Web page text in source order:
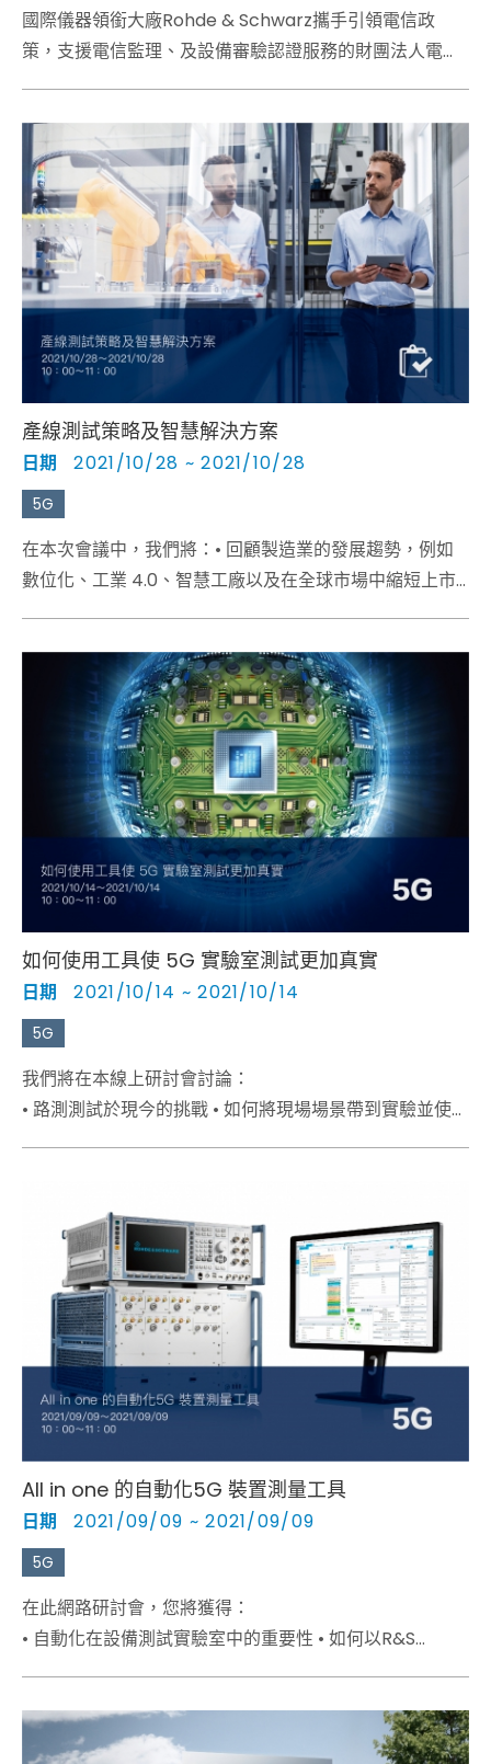
國際儀器領銜大廠Rohde & Schwarz攜手引領電信政
策，支援電信監理、及設備審驗認證服務的財團法人電信
對5G企業專網提出RF環境interference hunting、如何
確保網路品質、乃至以基地台廠商觀點，獨家提供私人企
業網路服務的下一個里程碑及發展，環境建置的場域及資
訊安全，提供全面的測試方案。
產線測試策略及智慧解決方案
日期 2021/10/28 ~ 2021/10/28
5G
在本次會議中，我們將：• 回顧製造業的發展趨勢，例如
數位化、工業 4.0、智慧工廠以及在全球市場中縮短上市
於何處的想法，以提供有關如何開始的機會，或協助您改
如何使用工具使 5G 實驗室測試更加真實
日期 2021/10/14 ~ 2021/10/14
5G
我們將在本線上研討會討論：
• 路測測試於現今的挑戰 • 如何將現場場景帶到實驗並使測
All in one 的自動化5G 裝置測量工具
日期 2021/09/09 ~ 2021/09/09
5G
在此網路研討會，您將獲得：
• 自動化在設備測試實驗室中的重要性 • 如何以R&S